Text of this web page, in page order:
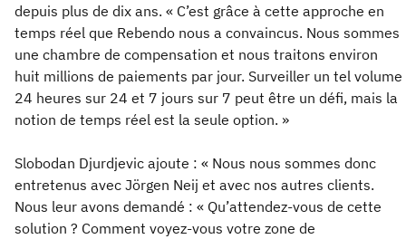
depuis plus de dix ans. « C’est grâce à cette approche en
temps réel que Rebendo nous a convaincus. Nous sommes
une chambre de compensation et nous traitons environ
huit millions de paiements par jour. Surveiller un tel volume
24 heures sur 24 et 7 jours sur 7 peut être un défi, mais la
notion de temps réel est la seule option. »
Slobodan Djurdjevic ajoute : « Nous nous sommes donc
entretenus avec Jörgen Neij et avec nos autres clients.
Nous leur avons demandé : « Qu’attendez-vous de cette
solution ? Comment voyez-vous votre zone de